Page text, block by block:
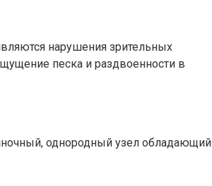
нарушения зрительных
песка и раздвоенности в
однородный узел обладающий